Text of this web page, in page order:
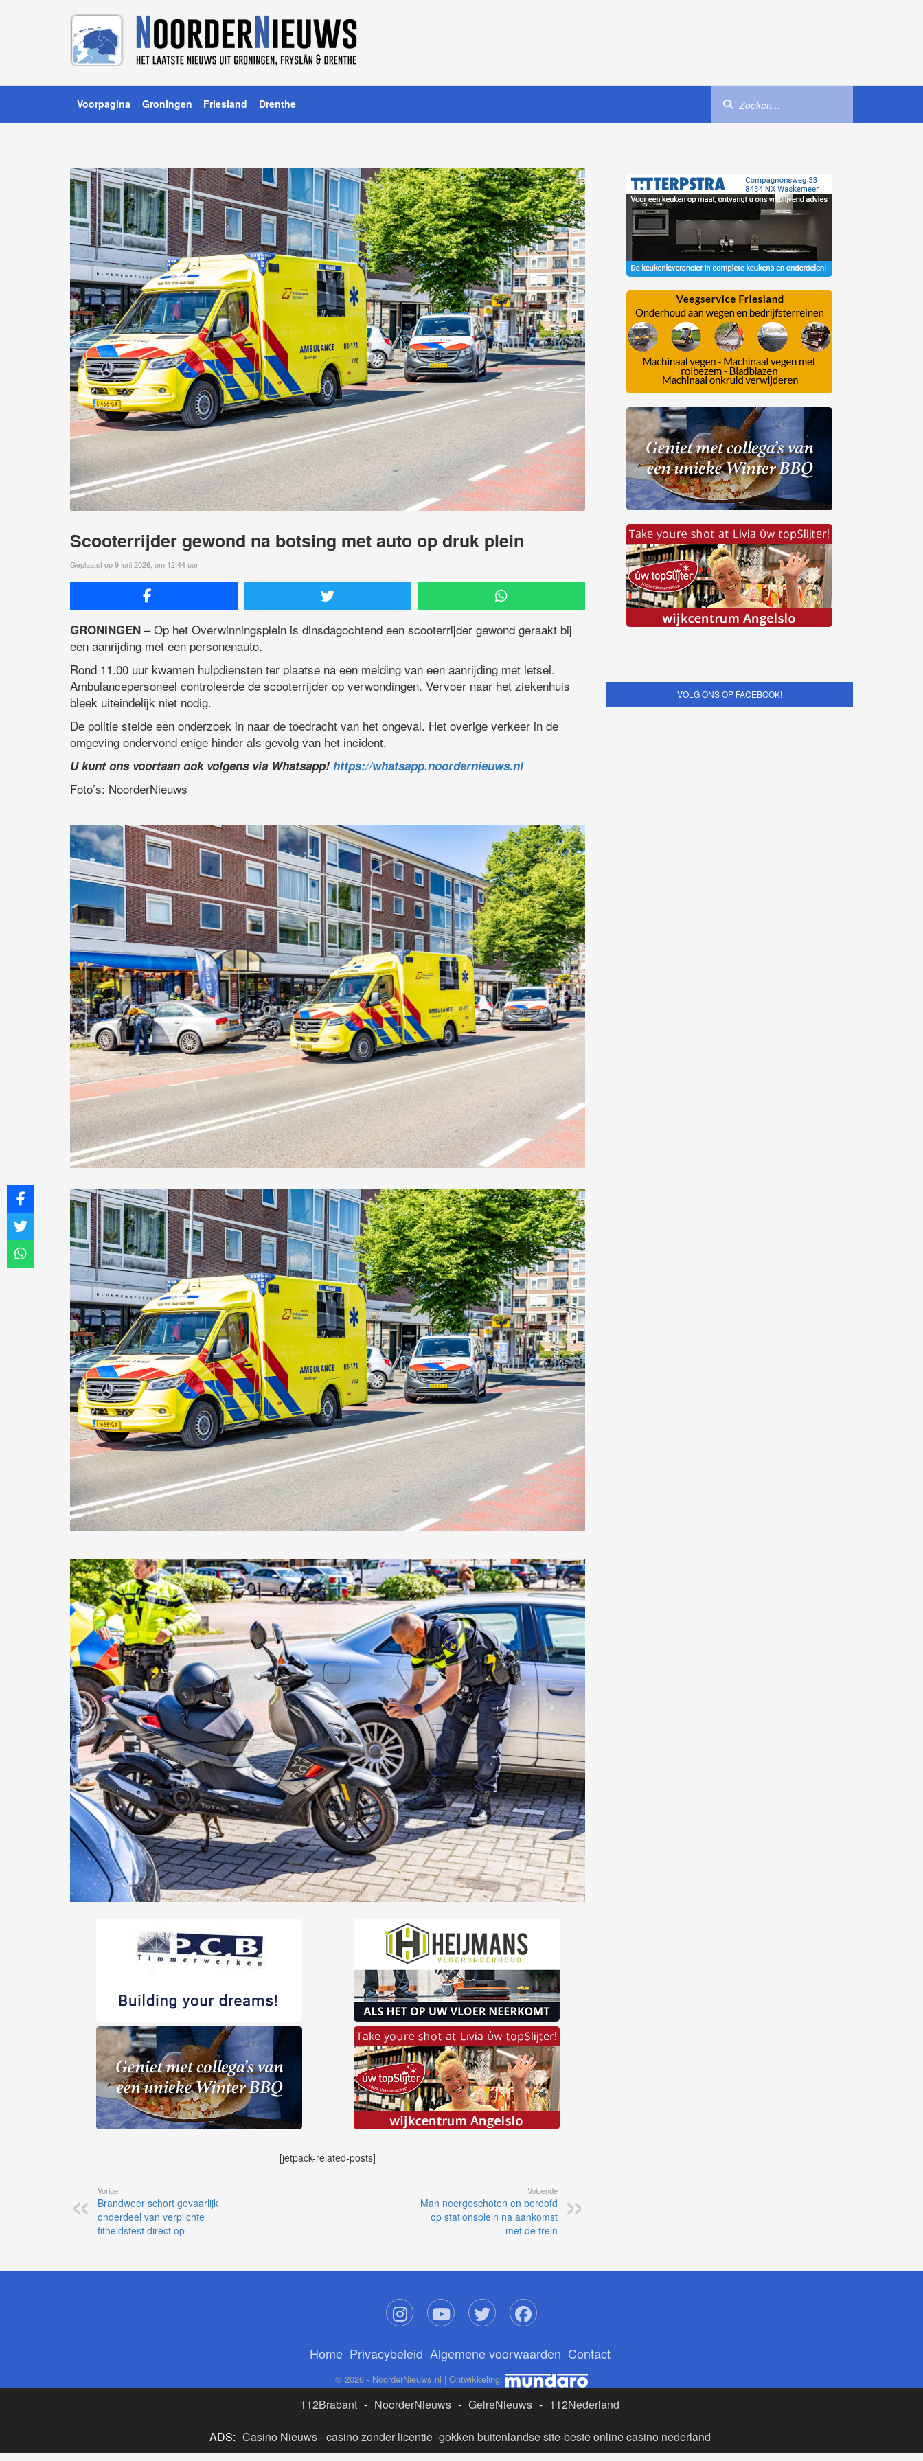
Voorpagina Groningen Friesland Drenthe
Scooterrijder gewond na botsing met auto op druk plein
Geplaatst op 9 juni 2026, om 12:44 uur
GRONINGEN – Op het Overwinningsplein is dinsdagochtend een scooterrijder gewond geraakt bij
een aanrijding met een personenauto.
Rond 11.00 uur kwamen hulpdiensten ter plaatse na een melding van een aanrijding met letsel.
Ambulancepersoneel controleerde de scooterrijder op verwondingen. Vervoer naar het ziekenhuis
bleek uiteindelijk niet nodig.
De politie stelde een onderzoek in naar de toedracht van het ongeval. Het overige verkeer in de
omgeving ondervond enige hinder als gevolg van het incident.
U kunt ons voortaan ook volgens via Whatsapp! https://whatsapp.noordernieuws.nl
Foto’s: NoorderNieuws
[jetpack-related-posts]
Vorige
Brandweer schort gevaarlijk
onderdeel van verplichte
fitheidstest direct op
Volgende
Man neergeschoten en beroofd
op stationsplein na aankomst
met de trein
VOLG ONS OP FACEBOOK!
Home Privacybeleid Algemene voorwaarden Contact
© 2026 - NoorderNieuws.nl | Ontwikkeling:
112Brabant - NoorderNieuws - GelreNieuws - 112Nederland
ADS: Casino Nieuws-casino zonder licentie-gokken buitenlandse site-beste online casino nederland